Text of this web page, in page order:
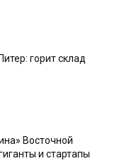
горит склад
Восточной
и стартапы